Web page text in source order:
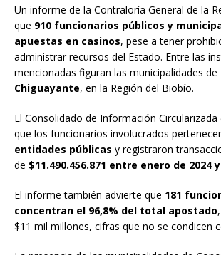
Un informe de la Contraloría General de la
que 910 funcionarios públicos y
apuestas en casinos, pese a tener
administrar recursos del Estado. Entre las
mencionadas figuran las municipalidades de
Chiguayante, en la Región del Biobío.
El Consolidado de Información Circularizada
que los funcionarios involucrados
entidades públicas y registraron
de $11.490.456.871 entre enero de 2024
El informe también advierte que 181
concentran el 96,8% del total apostado
$11 mil millones, cifras que no se condicen